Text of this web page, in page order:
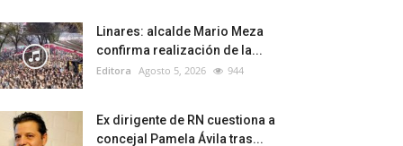
Linares: alcalde Mario Meza
confirma realización de la...
Editora Agosto 5, 2026 944
Ex dirigente de RN cuestiona a
concejal Pamela Ávila tras...